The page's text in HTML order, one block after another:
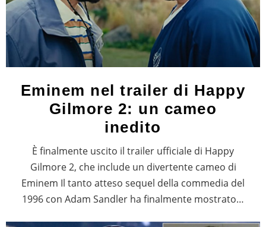
Eminem nel trailer di Happy
Gilmore 2: un cameo
inedito
È finalmente uscito il trailer ufficiale di Happy
Gilmore 2, che include un divertente cameo di
Eminem Il tanto atteso sequel della commedia del
1996 con Adam Sandler ha finalmente mostrato…